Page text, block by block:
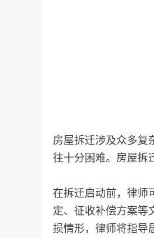
房屋拆迁涉及众多复
往十分困难。房屋拆
在拆迁启动前，律师
定、征收补偿方案等
损情形，律师将指导